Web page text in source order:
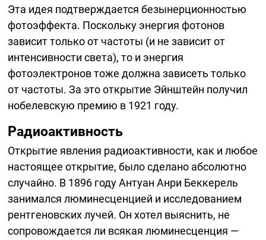
Эта идея подтверждается безынерционностью
фотоэффекта. Поскольку энергия фотонов
зависит только от частоты (и не зависит от
интенсивности света), то и энергия
фотоэлектронов тоже должна зависеть только
от частоты. За это открытие Эйнштейн получил
нобелевскую премию в 1921 году.
Радиоактивность
Открытие явления радиоактивности, как и любое
настоящее открытие, было сделано абсолютно
случайно. В 1896 году Антуан Анри Беккерель
занимался люминесценцией и исследованием
рентгеновских лучей. Он хотел выяснить, не
сопровождается ли всякая люминесценция —